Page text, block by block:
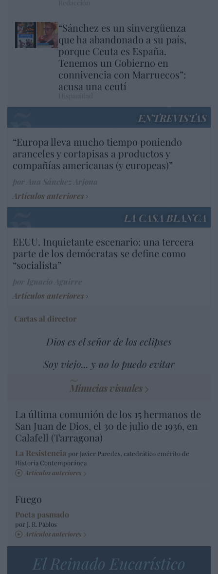
“Sánchez es un sinvergüenza
que ha abandonado a su país,
porque Ceuta es España.
Tenemos un Gobierno en
connivencia con Marruecos”:
acusa una ceutí
ENTREVISTAS
“Europa lleva mucho tiempo poniendo
aranceles y cortapisas a productos y
compañías americanas (y europeas)”
Artículos anteriores
LA CASA BLANCA
EEUU. Inquietante escenario: una tercera
parte de los demócratas se define como
“socialista”
Artículos anteriores
Cartas al director
Dios es el señor de los eclipses
Soy viejo... y no lo puedo evitar
Minucias visuales
La última comunión de los 15 hermanos de
San Juan de Dios, el 30 de julio de 1936, en
Calafell (Tarragona)
La Resistencia por Javier Paredes, catedrático emérito de
Historia Contemporánea
Artículos anteriores
Fuego
Poeta pasmado
por J. R. Pablos
Artículos anteriores
El Reinado Eucarístico